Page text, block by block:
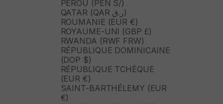
PÉROU (PEN S/)
QATAR (QAR ر.ق)
ROUMANIE (EUR €)
ROYAUME-UNI (GBP £)
RWANDA (RWF FRW)
RÉPUBLIQUE DOMINICAINE
(DOP $)
RÉPUBLIQUE TCHÈQUE
(EUR €)
SAINT-BARTHÉLEMY (EUR
€)